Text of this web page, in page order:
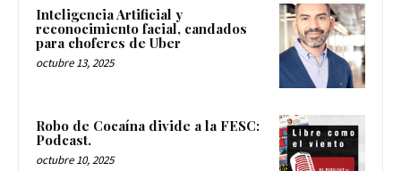
Inteligencia Artificial y
reconocimiento facial, candados
para choferes de Uber
octubre 13, 2025
Robo de Cocaína divide a la FESC:
Podcast.
octubre 10, 2025